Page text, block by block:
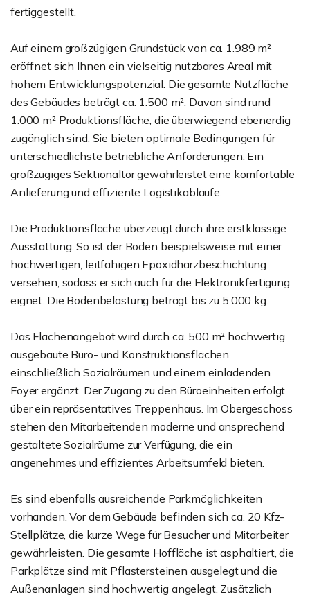
fertiggestellt.
Auf einem großzügigen Grundstück von ca. 1.989 m²
eröffnet sich Ihnen ein vielseitig nutzbares Areal mit
hohem Entwicklungspotenzial. Die gesamte Nutzfläche
des Gebäudes beträgt ca. 1.500 m². Davon sind rund
1.000 m² Produktionsfläche, die überwiegend ebenerdig
zugänglich sind. Sie bieten optimale Bedingungen für
unterschiedlichste betriebliche Anforderungen. Ein
großzügiges Sektionaltor gewährleistet eine komfortable
Anlieferung und effiziente Logistikabläufe.
Die Produktionsfläche überzeugt durch ihre erstklassige
Ausstattung. So ist der Boden beispielsweise mit einer
hochwertigen, leitfähigen Epoxidharzbeschichtung
versehen, sodass er sich auch für die Elektronikfertigung
eignet. Die Bodenbelastung beträgt bis zu 5.000 kg.
Das Flächenangebot wird durch ca. 500 m² hochwertig
ausgebaute Büro- und Konstruktionsflächen
einschließlich Sozialräumen und einem einladenden
Foyer ergänzt. Der Zugang zu den Büroeinheiten erfolgt
über ein repräsentatives Treppenhaus. Im Obergeschoss
stehen den Mitarbeitenden moderne und ansprechend
gestaltete Sozialräume zur Verfügung, die ein
angenehmes und effizientes Arbeitsumfeld bieten.
Es sind ebenfalls ausreichende Parkmöglichkeiten
vorhanden. Vor dem Gebäude befinden sich ca. 20 Kfz-
Stellplätze, die kurze Wege für Besucher und Mitarbeiter
gewährleisten. Die gesamte Hoffläche ist asphaltiert, die
Parkplätze sind mit Pflastersteinen ausgelegt und die
Außenanlagen sind hochwertig angelegt. Zusätzlich